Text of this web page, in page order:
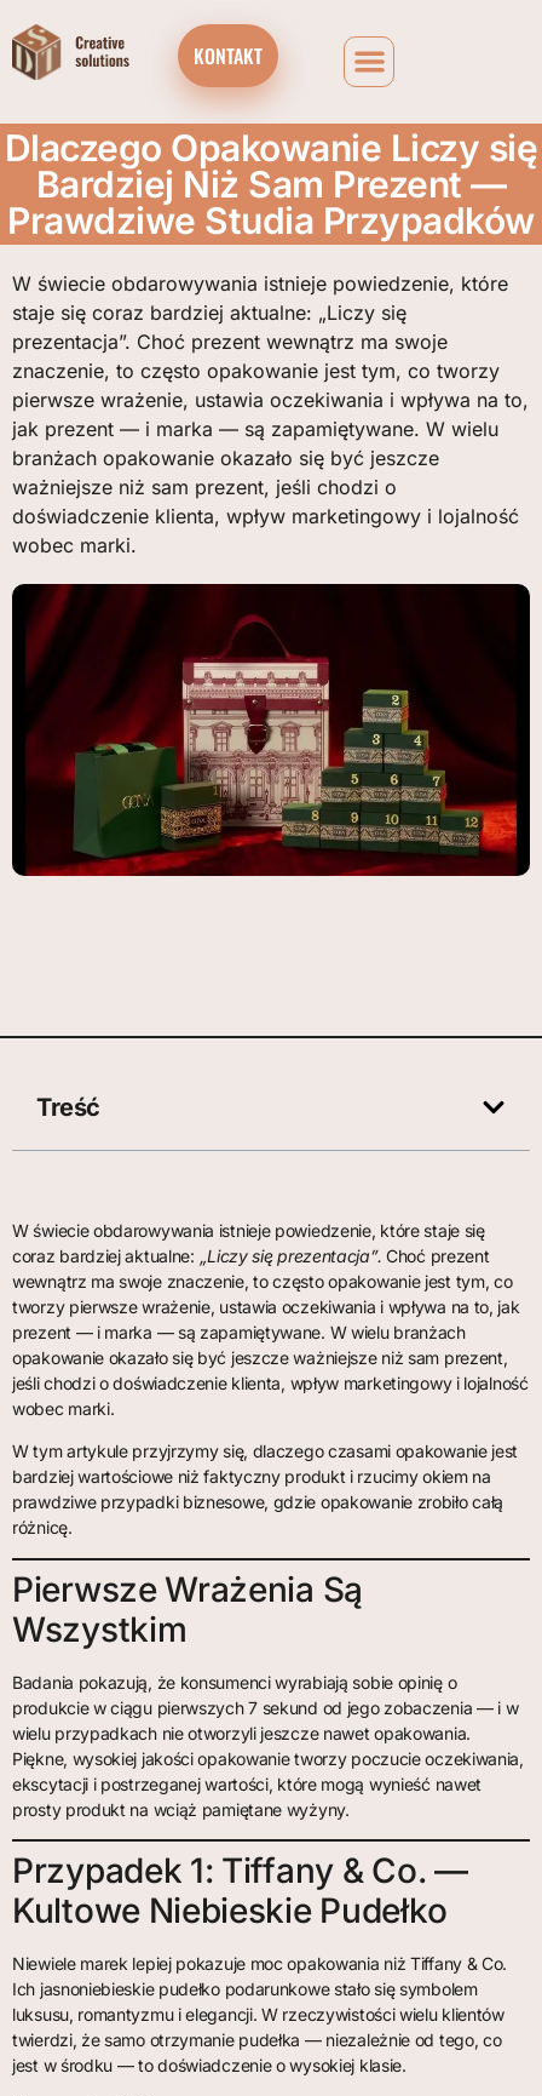
KONTAKT
Dlaczego Opakowanie Liczy się
Bardziej Niż Sam Prezent —
Prawdziwe Studia Przypadków
W świecie obdarowywania istnieje powiedzenie, które
staje się coraz bardziej aktualne: „Liczy się
prezentacja”. Choć prezent wewnątrz ma swoje
znaczenie, to często opakowanie jest tym, co tworzy
pierwsze wrażenie, ustawia oczekiwania i wpływa na to,
jak prezent — i marka — są zapamiętywane. W wielu
branżach opakowanie okazało się być jeszcze
ważniejsze niż sam prezent, jeśli chodzi o
doświadczenie klienta, wpływ marketingowy i lojalność
wobec marki.
Treść
W świecie obdarowywania istnieje powiedzenie, które staje się
coraz bardziej aktualne: „Liczy się prezentacja”. Choć prezent
wewnątrz ma swoje znaczenie, to często opakowanie jest tym, co
tworzy pierwsze wrażenie, ustawia oczekiwania i wpływa na to, jak
prezent — i marka — są zapamiętywane. W wielu branżach
opakowanie okazało się być jeszcze ważniejsze niż sam prezent,
jeśli chodzi o doświadczenie klienta, wpływ marketingowy i lojalność
wobec marki.
W tym artykule przyjrzymy się, dlaczego czasami opakowanie jest
bardziej wartościowe niż faktyczny produkt i rzucimy okiem na
prawdziwe przypadki biznesowe, gdzie opakowanie zrobiło całą
różnicę.
Pierwsze Wrażenia Są
Wszystkim
Badania pokazują, że konsumenci wyrabiają sobie opinię o
produkcie w ciągu pierwszych 7 sekund od jego zobaczenia — i w
wielu przypadkach nie otworzyli jeszcze nawet opakowania.
Piękne, wysokiej jakości opakowanie tworzy poczucie oczekiwania,
ekscytacji i postrzeganej wartości, które mogą wynieść nawet
prosty produkt na wciąż pamiętane wyżyny.
Przypadek 1: Tiffany & Co. —
Kultowe Niebieskie Pudełko
Niewiele marek lepiej pokazuje moc opakowania niż Tiffany & Co.
Ich jasnoniebieskie pudełko podarunkowe stało się symbolem
luksusu, romantyzmu i elegancji. W rzeczywistości wielu klientów
twierdzi, że samo otrzymanie pudełka — niezależnie od tego, co
jest w środku — to doświadczenie o wysokiej klasie.